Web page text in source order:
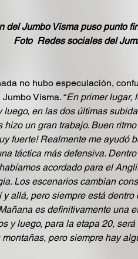
del Jumbo Visma puso punto
Foto  Redes sociales del
no hubo especulación,
Visma. “En primer lugar,
luego, en las dos últimas
hizo un gran trabajo. Buen
fuerte! Realmente me ayudó
táctica más defensiva.
acordado para el
Los escenarios cambian
y allá, pero siempre está
es definitivamente una
y luego, para la etapa 20,
pero siempre hay